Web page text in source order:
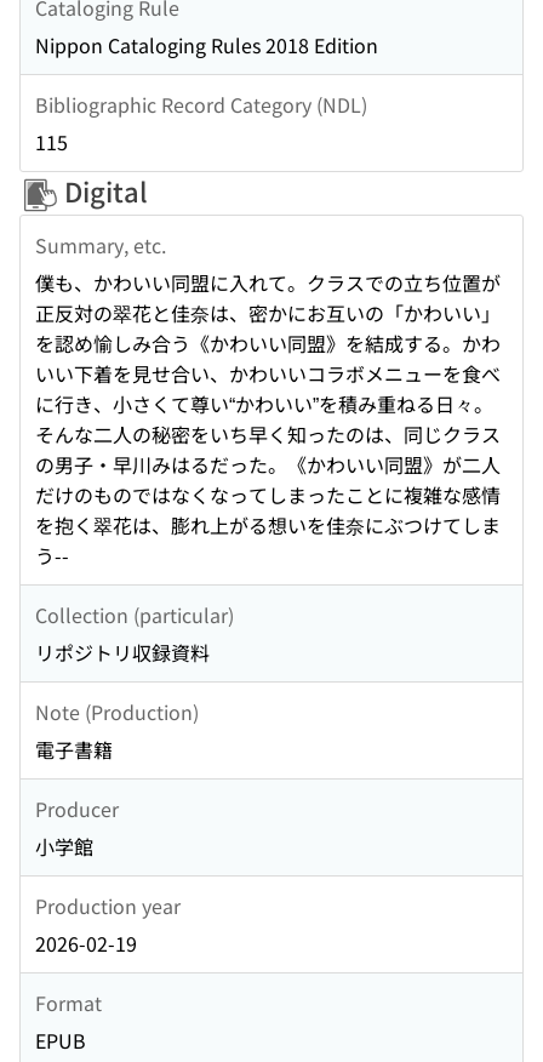
Cataloging Rule
Nippon Cataloging Rules 2018 Edition
Bibliographic Record Category (NDL)
115
Digital
Summary, etc.
僕も、かわいい同盟に入れて。クラスでの立ち位置が
正反対の翠花と佳奈は、密かにお互いの「かわいい」
を認め愉しみ合う《かわいい同盟》を結成する。かわ
いい下着を見せ合い、かわいいコラボメニューを食べ
に行き、小さくて尊い“かわいい”を積み重ねる日々。
そんな二人の秘密をいち早く知ったのは、同じクラス
の男子・早川みはるだった。《かわいい同盟》が二人
だけのものではなくなってしまったことに複雑な感情
を抱く翠花は、膨れ上がる想いを佳奈にぶつけてしま
う--
Collection (particular)
リポジトリ収録資料
Note (Production)
電子書籍
Producer
小学館
Production year
2026-02-19
Format
EPUB